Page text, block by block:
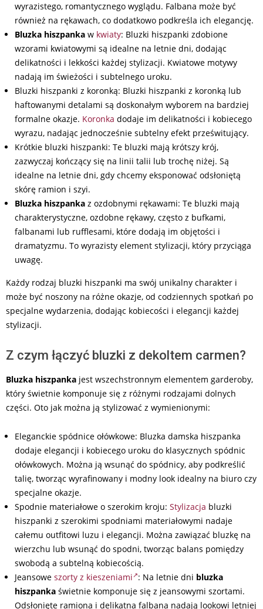
wyrazistego, romantycznego wyglądu. Falbana może być
również na rękawach, co dodatkowo podkreśla ich elegancję.
Bluzka hiszpanka w kwiaty: Bluzki hiszpanki zdobione
wzorami kwiatowymi są idealne na letnie dni, dodając
delikatności i lekkości każdej stylizacji. Kwiatowe motywy
nadają im świeżości i subtelnego uroku.
Bluzki hiszpanki z koronką: Bluzki hiszpanki z koronką lub
haftowanymi detalami są doskonałym wyborem na bardziej
formalne okazje. Koronka dodaje im delikatności i kobiecego
wyrazu, nadając jednocześnie subtelny efekt prześwitujący.
Krótkie bluzki hiszpanki: Te bluzki mają krótszy krój,
zazwyczaj kończący się na linii talii lub trochę niżej. Są
idealne na letnie dni, gdy chcemy eksponować odsłoniętą
skórę ramion i szyi.
Bluzka hiszpanka z ozdobnymi rękawami: Te bluzki mają
charakterystyczne, ozdobne rękawy, często z bufkami,
falbanami lub rufflesami, które dodają im objętości i
dramatyzmu. To wyrazisty element stylizacji, który przyciąga
uwagę.
Każdy rodzaj bluzki hiszpanki ma swój unikalny charakter i
może być noszony na różne okazje, od codziennych spotkań po
specjalne wydarzenia, dodając kobiecości i elegancji każdej
stylizacji.
Z czym łączyć bluzki z dekoltem carmen?
Bluzka hiszpanka jest wszechstronnym elementem garderoby,
który świetnie komponuje się z różnymi rodzajami dolnych
części. Oto jak można ją stylizować z wymienionymi:
Eleganckie spódnice ołówkowe: Bluzka damska hiszpanka
dodaje elegancji i kobiecego uroku do klasycznych spódnic
ołówkowych. Można ją wsunąć do spódnicy, aby podkreślić
talię, tworząc wyrafinowany i modny look idealny na biuro czy
specjalne okazje.
Spodnie materiałowe o szerokim kroju: Stylizacja bluzki
hiszpanki z szerokimi spodniami materiałowymi nadaje
całemu outfitowi luzu i elegancji. Można zawiązać bluzkę na
wierzchu lub wsunąć do spodni, tworząc balans pomiędzy
swobodą a subtelną kobiecością.
Jeansowe szorty z kieszeniami : Na letnie dni bluzka
hiszpanka świetnie komponuje się z jeansowymi szortami.
Odsłonięte ramiona i delikatna falbana nadają lookowi letniej